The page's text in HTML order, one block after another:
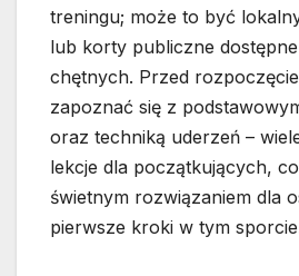
treningu; może to być
lub korty publiczne
chętnych. Przed
zapoznać się z
oraz techniką uderzeń –
lekcje dla początkujących,
świetnym rozwiązaniem dla
pierwsze kroki w tym